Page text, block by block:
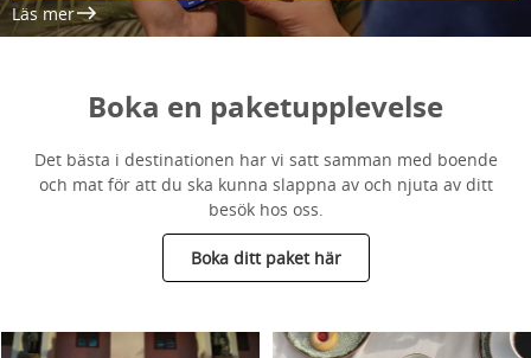
Läs mer
Boka en paketupplevelse
Det bästa i destinationen har vi satt samman med boende
och mat för att du ska kunna slappna av och njuta av ditt
besök hos oss.
Boka ditt paket här